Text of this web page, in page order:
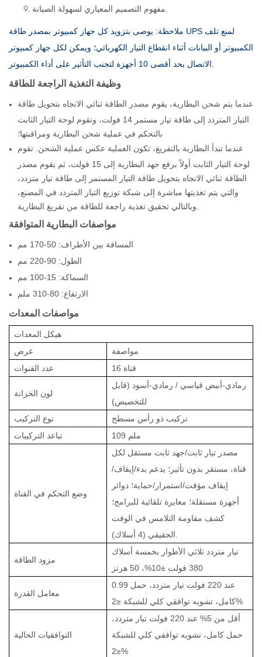
مفهوم التصميم المعياري لسهولة الصيانة.
ملاحظة: يوصى بتزويد كل جهاز كمبيوتر بمصدر طاقة UPS لمنع تلف
الكمبيوتر أو البيانات أثناء انقطاع التيار الكهربائي؛ ويمكن لكل جهاز كمبيوتر
الاتصال بحد أقصى 10 أجهزة لتجنب التأثير على أداء الكمبيوتر.
وظيفة التغذية الراجعة للطاقة
عندما يتم شحن البطارية، يقوم مصدر الطاقة ثنائي الاتجاه بتحويل طاقة
التيار المتردد إلى طاقة تيار مستمر 14 فولت، وتقوم لوحة التيار الثابت
بالتحكم في عملية شحن البطارية ومراقبتها؛
عندما تبدأ البطارية بالتفريغ، تكون العملية عكس عملية الشحن. تقوم
لوحة التيار الثابت أولاً برفع جهد البطارية إلى 15 فولت، ثم يقوم مصدر
الطاقة ثنائي الاتجاه بتحويل طاقة التيار المستمر إلى طاقة تيار متردد،
والتي يتم تغذيتها مباشرة إلى شبكة توزيع التيار المتردد في المصنع،
مواصفات البطارية المتوافقة
المسافة بين الأطراف: 50-170 مم
الطول: 90-220 مم
السماكة: 15-100 مم
الارتفاع: 80-310 ملم
مواصفات المعدات
هيكل المعدات
غرض
مواصفة
عدد القنوات
16 قناة
لون الخزانة
رمادي-أبيض قياسي / رمادي-أسود (قابل
للتخصيص)
نوع التركيب
تركيب ذو رأس مسطح
تباعد التركيبات
109 ملم
وضع التحكم في القناة
مصدر تيار ثابت/جهد ثابت مستقل لكل
قناة، مستقر بدون تأثير؛ يدعم بدء/إيقاف/
إيقاف مؤقت/استمرار/حماية؛ دوائر
أجهزة مستقلة؛ معايرة تلقائية للبرامج؛
كشف مقاومة التلامس في الوقت
الحقيقي (4 أسلاك).
مزود الطاقة
تيار متردد ثلاثي الأطوار بخمسة أسلاك
380 فولت ±10%، 50 هرتز
معامل القدرة
0.99 عند 220 فولت تيار متردد، حمل
كامل، تشويه توافقي كلي للشبكة ≤2%
التوافقيات الحالية
أقل من 5% عند 220 فولت تيار متردد،
حمل كامل، تشويه توافقي كلي للشبكة
≤2%